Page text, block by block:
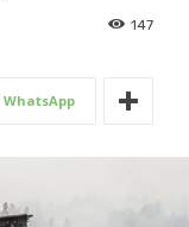
147
WhatsApp